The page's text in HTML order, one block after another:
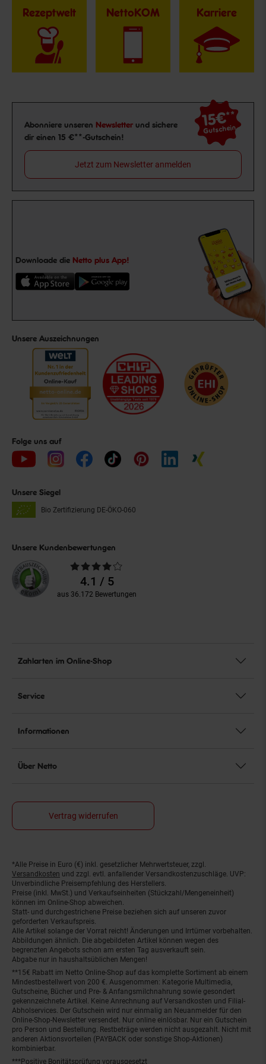
Rezeptwelt NettoKOM Karriere
Newsletter Anmeldung
Abonniere unseren Newsletter und sichere
dir einen 15 €**-Gutschein!
15€**
Gutschein
Jetzt zum Newsletter anmelden
Downloade die Netto plus App!
Unsere Auszeichnungen
Folge uns auf
Unsere Siegel
Bio Zertifizierung DE-ÖKO-060
Unsere Kundenbewertungen
Durchschnittliche
Bewertungen4.1 / 5
aus 36.172 Bewertungen
Zahlarten im Online-Shop
Service
Informationen
Über Netto
Vertrag widerrufen
Fußnoten
*Alle Preise in Euro (€) inkl. gesetzlicher Mehrwertsteuer, zzgl.
Versandkosten und zzgl. evtl. anfallender Versandkostenzuschläge. UVP:
Unverbindliche Preisempfehlung des Herstellers.
Preise (inkl. MwSt.) und Verkaufseinheiten (Stückzahl/Mengeneinheit)
können im Online-Shop abweichen.
Statt- und durchgestrichene Preise beziehen sich auf unseren zuvor
geforderten Verkaufspreis.
Alle Artikel solange der Vorrat reicht! Änderungen und Irrtümer vorbehalten.
Abbildungen ähnlich. Die abgebildeten Artikel können wegen des
begrenzten Angebots schon am ersten Tag ausverkauft sein.
Abgabe nur in haushaltsüblichen Mengen!
**15€ Rabatt im Netto Online-Shop auf das komplette Sortiment ab einem
Mindestbestellwert von 200 €. Ausgenommen: Kategorie Multimedia,
Gutscheine, Bücher und Pre- & Anfangsmilchnahrung sowie gesondert
gekennzeichnete Artikel. Keine Anrechnung auf Versandkosten und Filial-
Abholservices. Der Gutschein wird nur einmalig an Neuanmelder für den
Online-Shop-Newsletter versendet. Nur online einlösbar. Nur ein Gutschein
pro Person und Bestellung. Restbeträge werden nicht ausgezahlt. Nicht mit
anderen Aktionsvorteilen (PAYBACK oder sonstige Shop-Aktionen)
kombinierbar.
***Positive Bonitätsprüfung vorausgesetzt